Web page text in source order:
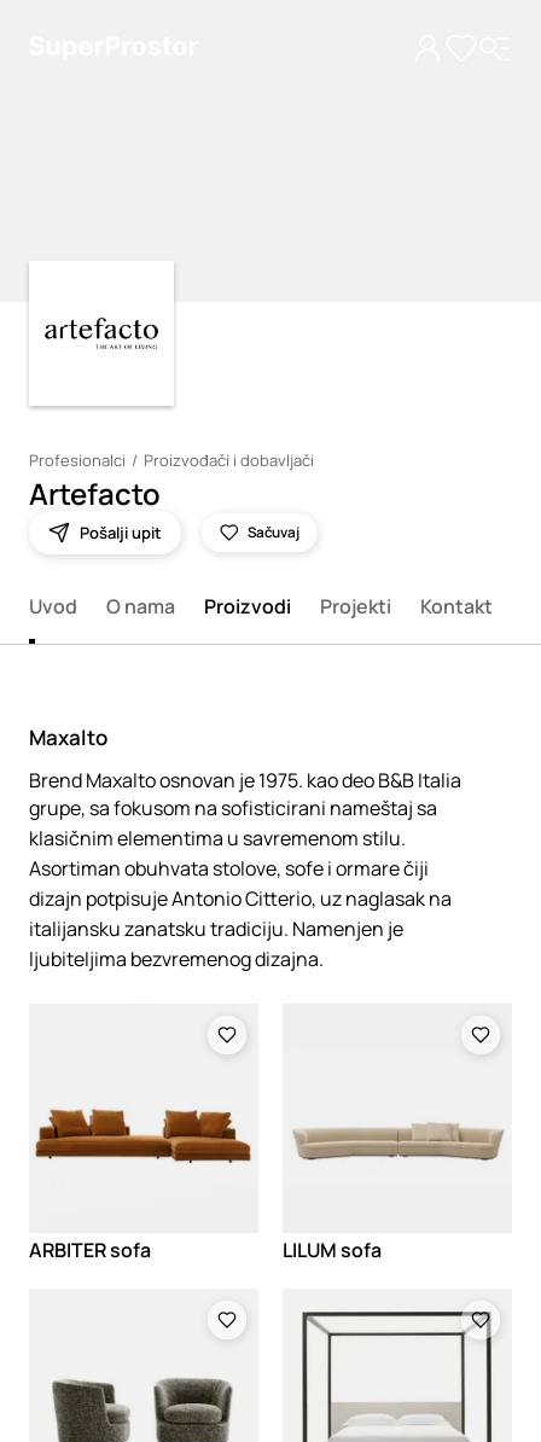
Profesionalci Proizvođači i dobavljači
Artefacto
Pošalji upit Sačuvaj
Uvod O nama Proizvodi Projekti Kontakt
Maxalto
Brend Maxalto osnovan je 1975. kao deo B&B Italia
grupe, sa fokusom na sofisticirani nameštaj sa
klasičnim elementima u savremenom stilu.
Asortiman obuhvata stolove, sofe i ormare čiji
dizajn potpisuje Antonio Citterio, uz naglasak na
italijansku zanatsku tradiciju. Namenjen je
ljubiteljima bezvremenog dizajna.
ARBITER sofa
LILUM sofa